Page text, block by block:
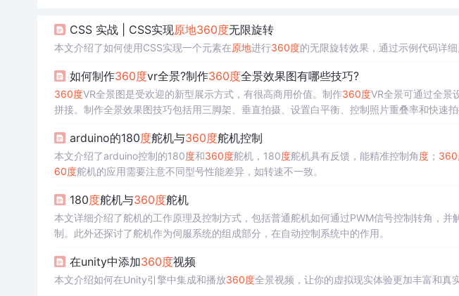
CSS 实战 | CSS实现原地360度无限旋转
本文介绍了如何使用CSS实现一个元素在原地进行360度的无限旋转效果，通过示例代码详细
如何制作360度vr全景?制作360度全景效果图有哪些技巧?
360度VR全景图是受欢迎的新型展示方式，有很高商用价值。制作360度VR全景可通过全景
拼接。制作全景效果图技巧包括用三脚架、垂直拍摄、设置白平衡、控制照片重叠率和快速拍
arduino的180度舵机与360度舵机控制
本文介绍了arduino控制的180度和360度舵机，180度舵机具有反馈，能精准控制角 度； 360
60度舵机的应用需要注意不同型号性能差异，如转速不一致。
180度舵机与360度舵机
本文详细介绍了舵机的工作原理及控制方式，包括普通舵机如何通过PWM信号控制转角，并
制。此外还探讨了舵机作为伺服系统的组成部分，在自动控制系统中的作用。
在unity中添加360度视频
本文介绍如何在Unity引擎中集成和播放360度全景视频，让你的虚拟现实体验更加丰富和真实